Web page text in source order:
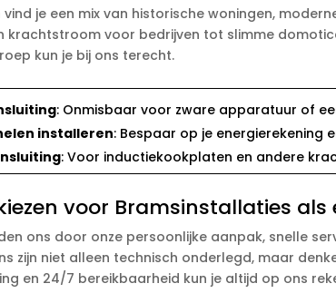
vind je een mix van historische woningen,
krachtstroom voor bedrijven tot slimme
kun je bij ons terecht.
: Onmisbaar voor zware apparatuur of
installeren: Bespaar op je energierekening
: Voor inductiekookplaten en andere
voor Bramsinstallaties als
ons door onze persoonlijke aanpak, snelle
zijn niet alleen technisch onderlegd, maar
en 24/7 bereikbaarheid kun je altijd op ons